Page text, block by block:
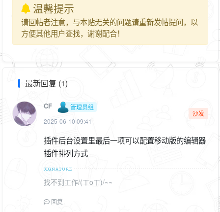
温馨提示
请回帖者注意，与本贴无关的问题请重新发帖提问，以
方便其他用户查找，谢谢配合！
最新回复 (1)
CF
管理员组
2025-06-10 09:41
沙发
插件后台设置里最后一项可以配置移动版的编辑器
插件排列方式
找不到工作/(ㄒoㄒ)/~~
回复